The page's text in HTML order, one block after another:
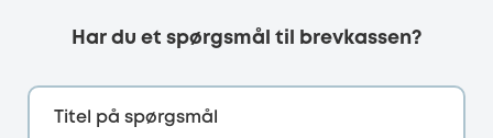
Har du et spørgsmål til brevkassen?
Titel på spørgsmål